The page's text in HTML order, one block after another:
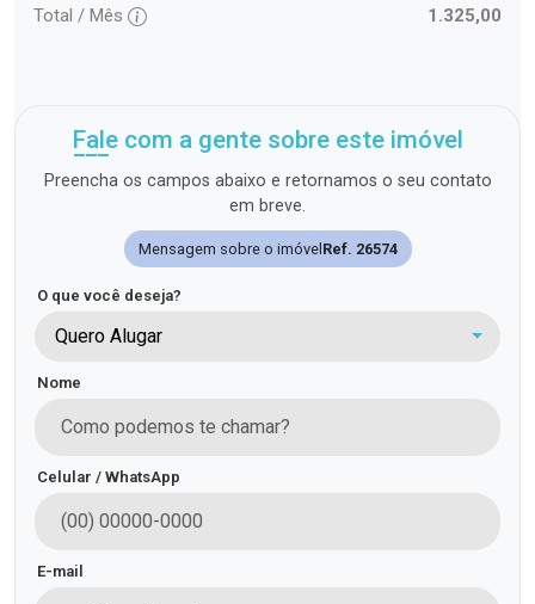
Total / Mês 1.325,00
Fale com a gente sobre este imóvel
Preencha os campos abaixo e retornamos o seu contato
em breve.
Mensagem sobre o imóvel Ref. 26574
O que você deseja?
Quero Alugar
Nome
Celular / WhatsApp
E-mail